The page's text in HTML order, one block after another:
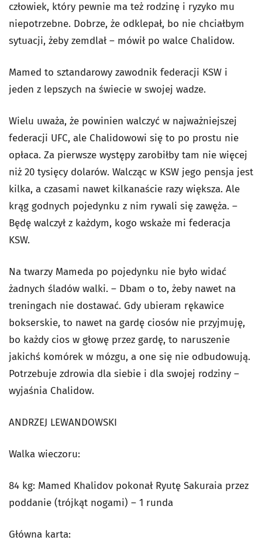
człowiek, który pewnie ma też rodzinę i ryzyko mu
niepotrzebne. Dobrze, że odklepał, bo nie chciałbym
sytuacji, żeby zemdlał – mówił po walce Chalidow.
Mamed to sztandarowy zawodnik federacji KSW i
jeden z lepszych na świecie w swojej wadze.
Wielu uważa, że powinien walczyć w najważniejszej
federacji UFC, ale Chalidowowi się to po prostu nie
opłaca. Za pierwsze występy zarobiłby tam nie więcej
niż 20 tysięcy dolarów. Walcząc w KSW jego pensja jest
kilka, a czasami nawet kilkanaście razy większa. Ale
krąg godnych pojedynku z nim rywali się zawęża. –
Będę walczył z każdym, kogo wskaże mi federacja
KSW.
Na twarzy Mameda po pojedynku nie było widać
żadnych śladów walki. – Dbam o to, żeby nawet na
treningach nie dostawać. Gdy ubieram rękawice
bokserskie, to nawet na gardę ciosów nie przyjmuję,
bo każdy cios w głowę przez gardę, to naruszenie
jakichś komórek w mózgu, a one się nie odbudowują.
Potrzebuje zdrowia dla siebie i dla swojej rodziny –
wyjaśnia Chalidow.
ANDRZEJ LEWANDOWSKI
Walka wieczoru:
84 kg: Mamed Khalidov pokonał Ryutę Sakuraia przez
poddanie (trójkąt nogami) – 1 runda
Główna karta: